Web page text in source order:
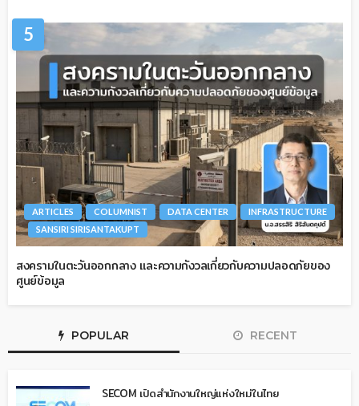
5
ARTICLES COLUMNIST DATA CENTER
INFRASTRUCTURE
SANSIRI SIRISANTAKUPT
สงครามในตะวันออกกลาง และความกังวลเกี่ยวกับความปลอดภัยของ
ศูนย์ข้อมูล
POPULAR RECENT
SECOM เปิดสำนักงานใหญ่แห่งใหม่ในไทย